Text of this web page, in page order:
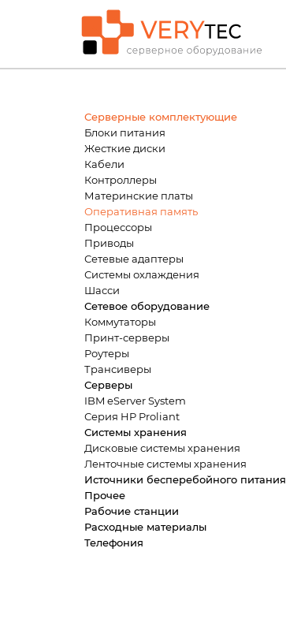
Серверные комплектующие
Блоки питания
Жесткие диски
Кабели
Контроллеры
Материнские платы
Оперативная память
Процессоры
Приводы
Сетевые адаптеры
Системы охлаждения
Шасси
Сетевое оборудование
Коммутаторы
Принт-серверы
Роутеры
Трансиверы
Серверы
IBM eServer System
Серия HP Proliant
Системы хранения
Дисковые системы хранения
Ленточные системы хранения
Источники бесперебойного питания
Прочее
Рабочие станции
Расходные материалы
Телефония